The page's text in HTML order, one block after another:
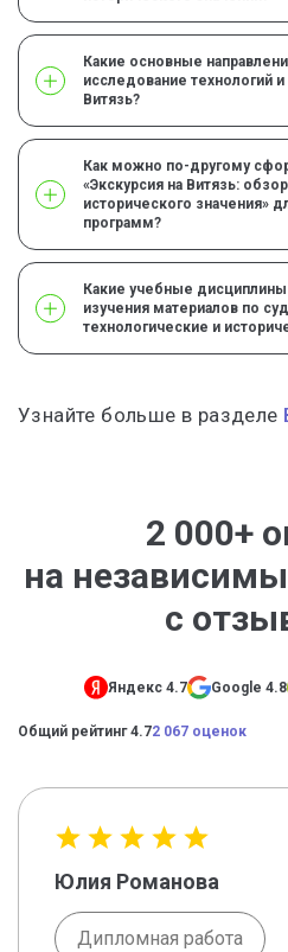
Какие основные
исследование технологий
Витязь?
Как можно по-другому
«Экскурсия на Витязь:
исторического значения»
программ?
Какие учебные
изучения материалов по
технологические и
Узнайте больше в разделе
2 000+
на
с
Яндекс 4.7 Google 4.8
Общий рейтинг 4.72 067 оценок
Юлия Романова
Дипломная работа